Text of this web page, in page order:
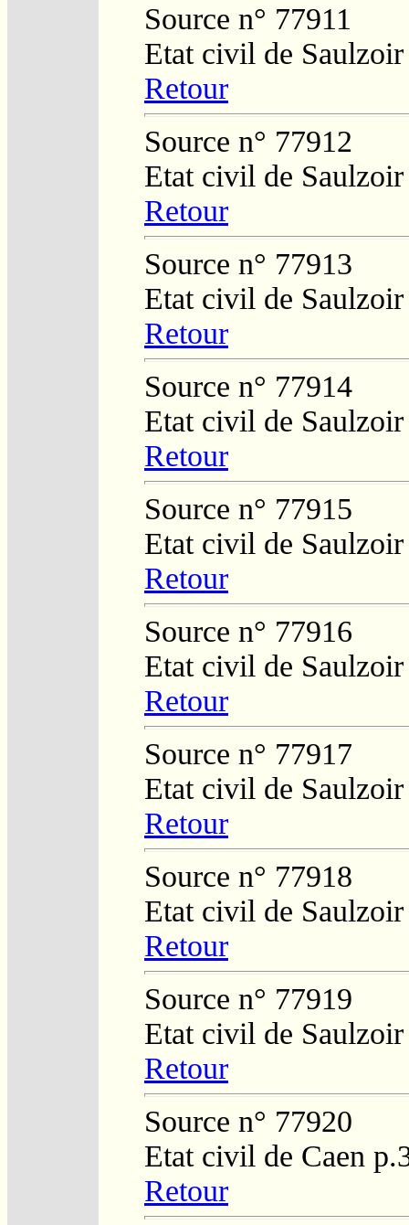
Source n° 77911
Etat civil de
Retour
Source n° 77912
Etat civil de
Retour
Source n° 77913
Etat civil de
Retour
Source n° 77914
Etat civil de
Retour
Source n° 77915
Etat civil de
Retour
Source n° 77916
Etat civil de
Retour
Source n° 77917
Etat civil de
Retour
Source n° 77918
Etat civil de
Retour
Source n° 77919
Etat civil de
Retour
Source n° 77920
Etat civil de Caen
Retour